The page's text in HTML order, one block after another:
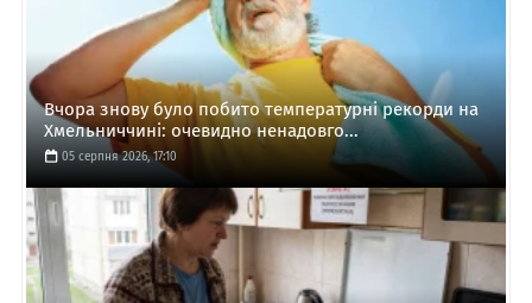
Вчора знову було побито температурні рекорди на
Хмельниччині: очевидно ненадовго...
05 серпня 2026, 17:10